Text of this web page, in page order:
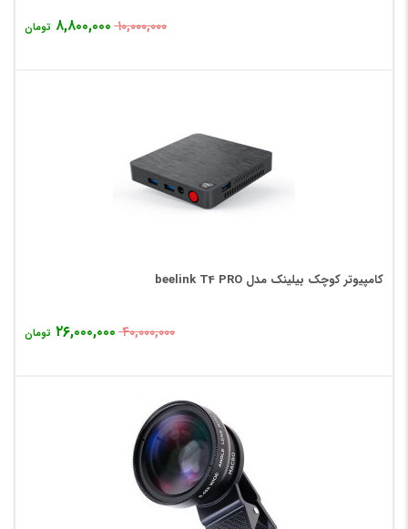
۱۰,۰۰۰,۰۰۰ ۸,۸۰۰,۰۰۰ تومان
کامپیوتر کوچک بیلینک مدل beelink T4 PRO
۴۰,۰۰۰,۰۰۰ ۲۶,۰۰۰,۰۰۰ تومان